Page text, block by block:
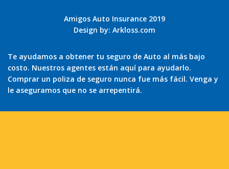
Amigos Auto Insurance 2019
Design by: Arkloss.com
Te ayudamos a obtener tu seguro de Auto al más bajo
costo. Nuestros agentes están aquí para ayudarlo.
Comprar un poliza de seguro nunca fue más fácil. Venga y
le aseguramos que no se arrepentirá.